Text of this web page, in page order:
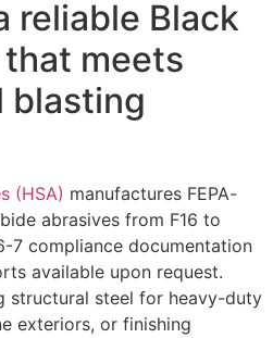
reliable Black
meets
blasting
(HSA) manufactures FEPA-
abrasives from F16 to
7 compliance documentation
available upon request.
structural steel for heavy-duty
exteriors, or finishing